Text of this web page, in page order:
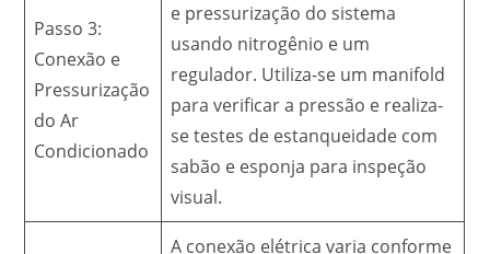
Passo 3:
Conexão e
Pressurização
do Ar
Condicionado
e pressurização do sistema
usando nitrogênio e um
regulador. Utiliza-se um manifold
para verificar a pressão e realiza-
se testes de estanqueidade com
sabão e esponja para inspeção
visual.
A conexão elétrica varia conforme